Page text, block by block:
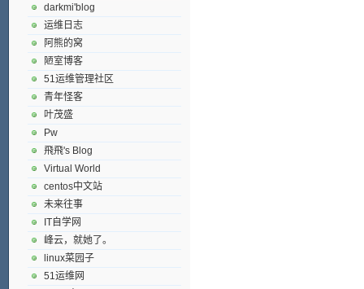
darkmi'blog
运维日志
阿熊的窝
陋室博客
51运维管理社区
青年怪客
叶茂盛
Pw
飛飛's Blog
Virtual World
centos中文站
未来往事
IT自学网
峰云，就她了。
linux菜园子
51运维网